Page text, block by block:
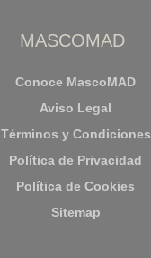
MASCOMAD
Conoce MascoMAD
Aviso Legal
Términos y Condiciones
Política de Privacidad
Política de Cookies
Sitemap